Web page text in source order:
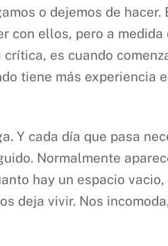
o dejemos de hacer.
con ellos, pero a medida
es cuando
tiene más experiencia
Y cada día que pasa
Normalmente
hay un espacio
deja vivir. Nos